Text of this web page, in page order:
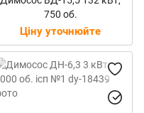
750 об.
Ціну уточнюйте